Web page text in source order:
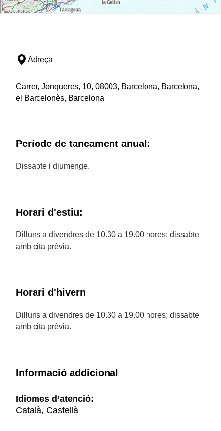
Adreça
Carrer, Jonqueres, 10, 08003, Barcelona, Barcelona,
el Barcelonès, Barcelona
Període de tancament anual:
Dissabte i diumenge.
Horari d'estiu:
Dilluns a divendres de 10.30 a 19.00 hores; dissabte
amb cita prèvia.
Horari d'hivern
Dilluns a divendres de 10.30 a 19.00 hores; dissabte
amb cita prèvia.
Informació addicional
Idiomes d’atenció:
Català, Castellà